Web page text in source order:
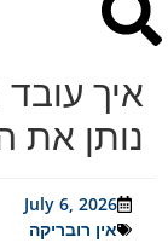
איך עובד
נותן את
July 6, 2026
אין רובריקה